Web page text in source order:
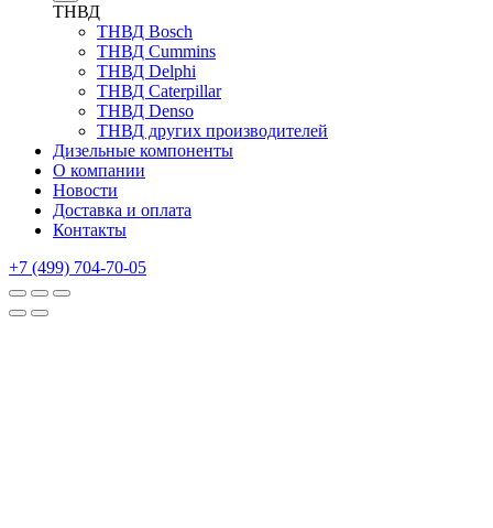
ТНВД
ТНВД Bosch
ТНВД Cummins
ТНВД Delphi
ТНВД Caterpillar
ТНВД Denso
ТНВД других производителей
Дизельные компоненты
О компании
Новости
Доставка и оплата
Контакты
+7 (499) 704-70-05